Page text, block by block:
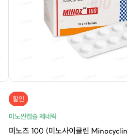
할인
미노씬캡슐 제네릭
미노즈 100 (미노사이클린